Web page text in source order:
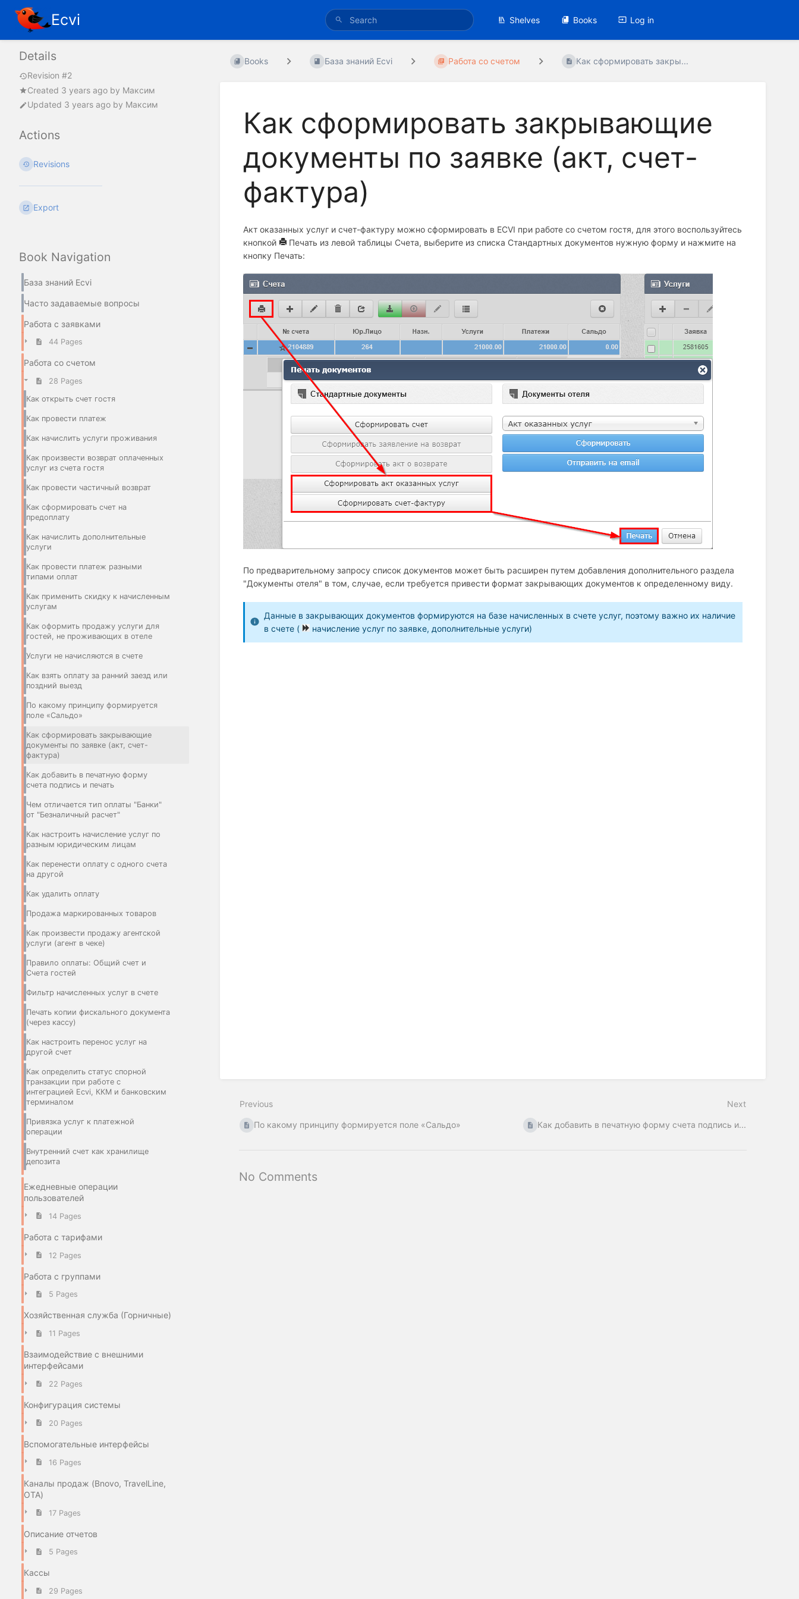
Ecvi Shelves Books Log in
Book Navigation
База знаний Ecvi
Часто задаваемые вопросы
Работа с заявками
44 Pages
Работа со счетом
28 Pages
Как открыть счет гостя
Как провести платеж
Как начислить услуги проживания
Как произвести возврат оплаченных
услуг из счета гостя
Как провести частичный возврат
Как сформировать счет на
предоплату
Как начислить дополнительные
услуги
Как провести платеж разными
типами оплат
Как применить скидку к начисленным
услугам
Как оформить продажу услуги для
гостей, не проживающих в отеле
Услуги не начисляются в счете
Как взять оплату за ранний заезд или
поздний выезд
По какому принципу формируется
поле «Сальдо»
Как сформировать закрывающие
документы по заявке (акт, счет-
фактура)
Как добавить в печатную форму
счета подпись и печать
Чем отличается тип оплаты "Банки"
от "Безналичный расчет"
Как настроить начисление услуг по
разным юридическим лицам
Как перенести оплату с одного счета
на другой
Как удалить оплату
Продажа маркированных товаров
Как произвести продажу агентской
услуги (агент в чеке)
Правило оплаты: Общий счет и
Счета гостей
Фильтр начисленных услуг в счете
Печать копии фискального документа
(через кассу)
Как настроить перенос услуг на
другой счет
Как определить статус спорной
транзакции при работе с
интеграцией Ecvi, ККМ и банковским
терминалом
Привязка услуг к платежной
операции
Внутренний счет как хранилище
депозита
Ежедневные операции
пользователей
14 Pages
Работа с тарифами
12 Pages
Работа с группами
5 Pages
Хозяйственная служба (Горничные)
11 Pages
Взаимодействие с внешними
интерфейсами
22 Pages
Конфигурация системы
20 Pages
Вспомогательные интерфейсы
16 Pages
Каналы продаж (Bnovo, TravelLine,
OTA)
17 Pages
Описание отчетов
5 Pages
Кассы
29 Pages
Books База знаний Ecvi Работа со счетом Как сформировать закры...
Как сформировать закрывающие
документы по заявке (акт, счет-
фактура)
Акт оказанных услуг и счет-фактуру можно сформировать в ECVI при работе со счетом гостя, для этого воспользуйтесь
кнопкой
Печать из левой таблицы Счета, выберите из списка Стандартных документов нужную форму и нажмите на
кнопку Печать:
По предварительному запросу список документов может быть расширен путем добавления дополнительного раздела
"Документы отеля" в том, случае, если требуется привести формат закрывающих документов к определенному виду.
Данные в закрывающих документов формируются на базе начисленных в счете услуг, поэтому важно их наличие
в счете (
начисление услуг по заявке, дополнительные услуги)
Previous
По какому принципу формируется поле «Сальдо»
Next
Как добавить в печатную форму счета подпись и...
No Comments
Details
Revision #2
Created 3 years ago by Максим
Updated 3 years ago by Максим
Actions
Revisions
Export